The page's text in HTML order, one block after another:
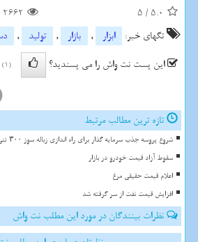
5.0
/
5
2662
تگهای خبر:
ابزار , بازار , تولید ,
این پست نت واش را می پسندید؟
(1)
تازه ترین مطالب مرتبط
شروع پروسه جذب سرمایه گذار برای راه اندازی زباله سوز ۳۰۰ تنی اصفهان
سقوط آزاد قیمت خودرو در بازار
اعلام قیمت حقیقی مرغ
افزایش قیمت نفت از سر گرفته شد
نظرات بینندگان در مورد این مطلب نت واش